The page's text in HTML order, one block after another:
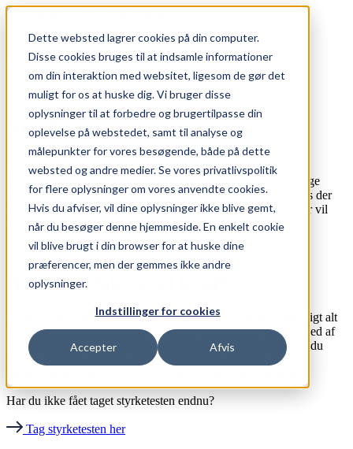
Dette websted lagrer cookies på din computer.
Disse cookies bruges til at indsamle informationer
om din interaktion med websitet, ligesom de gør det
muligt for os at huske dig. Vi bruger disse
oplysninger til at forbedre og brugertilpasse din
oplevelse på webstedet, samt til analyse og
målepunkter for vores besøgende, både på dette
websted og andre medier. Se vores privatlivspolitik
for flere oplysninger om vores anvendte cookies.
Hvis du afviser, vil dine oplysninger ikke blive gemt,
når du besøger denne hjemmeside. En enkelt cookie
vil blive brugt i din browser for at huske dine
præferencer, men der gemmes ikke andre
oplysninger.
Indstillinger for cookies
Accepter Afvis
Skip
content
0,00kr. 0 Cart
Styrkerapporter
Når du tager styrketesten her på vores hjemmeside, får du
automatisk tilsendt din gratis styrkeprofil, som er din personlige
rangering af de 24 styrker. Udover denne gratis version findes der
også to udvidede styrkerapporter. Læs her hvilken rapport der vil
give mening for netop dig og dine medarbejdere.
Hvad anbefaler vi til hvad?
De tre forskellige rapporttyper kan og bør blive brugt forskelligt alt
efter formål, ønske om dybdeforståelse af styrkerne og varighed af
eventuelt kursusforløb. Selve testen er den samme uanset om du
vælger den ene eller den anden rapporttype, der dog giver
Har du ikke fået taget styrketesten endnu?
Tag styrketesten her